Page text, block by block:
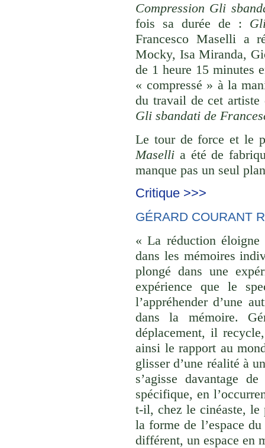
Compression Gli
fois sa durée de :
Francesco Maselli a
Mocky, Isa Miranda,
de 1 heure 15 minutes
« compressé » à la
du travail de cet
Gli sbandati de
Le tour de force et le
Maselli a été de
manque pas un seul
Critique >>>
GÉRARD COURANT
« La réduction
dans les mémoires
plongé dans une
expérience que le
l’appréhender d’une
dans la mémoire.
déplacement, il
ainsi le rapport au
glisser d’une réalité à
s’agisse davantage
spécifique, en
t-il, chez le cinéaste, le
la forme de l’espace
différent, un espace en